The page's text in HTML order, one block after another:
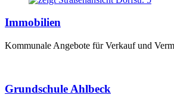
Immobilien
Kommunale Angebote für Verkauf und
Grundschule Ahlbeck